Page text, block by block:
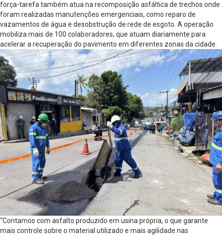
força-tarefa também atua na recomposição asfáltica de trechos onde
foram realizadas manutenções emergenciais, como reparo de
vazamentos de água e desobstrução de rede de esgoto. A operação
mobiliza mais de 100 colaboradores, que atuam diariamente para
acelerar a recuperação do pavimento em diferentes zonas da cidade.
“Contamos com asfalto produzido em usina própria, o que garante
mais controle sobre o material utilizado e mais agilidade nas